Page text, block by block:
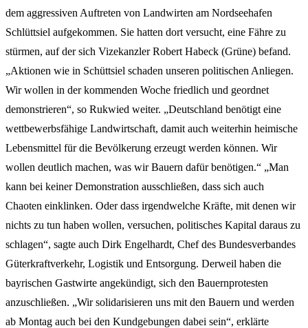
dem aggressiven Auftreten von Landwirten am Nordseehafen
Schlüttsiel aufgekommen. Sie hatten dort versucht, eine Fähre zu
stürmen, auf der sich Vizekanzler Robert Habeck (Grüne) befand.
„Aktionen wie in Schüttsiel schaden unseren politischen Anliegen.
Wir wollen in der kommenden Woche friedlich und geordnet
demonstrieren“, so Rukwied weiter. „Deutschland benötigt eine
wettbewerbsfähige Landwirtschaft, damit auch weiterhin heimische
Lebensmittel für die Bevölkerung erzeugt werden können. Wir
wollen deutlich machen, was wir Bauern dafür benötigen.“ „Man
kann bei keiner Demonstration ausschließen, dass sich auch
Chaoten einklinken. Oder dass irgendwelche Kräfte, mit denen wir
nichts zu tun haben wollen, versuchen, politisches Kapital daraus zu
schlagen“, sagte auch Dirk Engelhardt, Chef des Bundesverbandes
Güterkraftverkehr, Logistik und Entsorgung. Derweil haben die
bayrischen Gastwirte angekündigt, sich den Bauernprotesten
anzuschließen. „Wir solidarisieren uns mit den Bauern und werden
ab Montag auch bei den Kundgebungen dabei sein“, erklärte